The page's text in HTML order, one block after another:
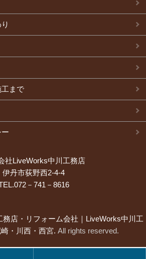
まで
社LiveWorks中川工務店
伊丹市荻野西2-4-4
－741－8616
務店・リフォーム会社｜LiveWorks中川工
・川西・西宮. All rights reserved.